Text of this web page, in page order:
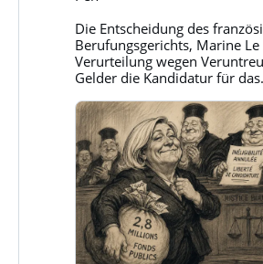
Bluesky
ansehen
Die Entscheidung des
Berufungsgerichts, Marine
Verurteilung wegen
Gelder die Kandidatur für